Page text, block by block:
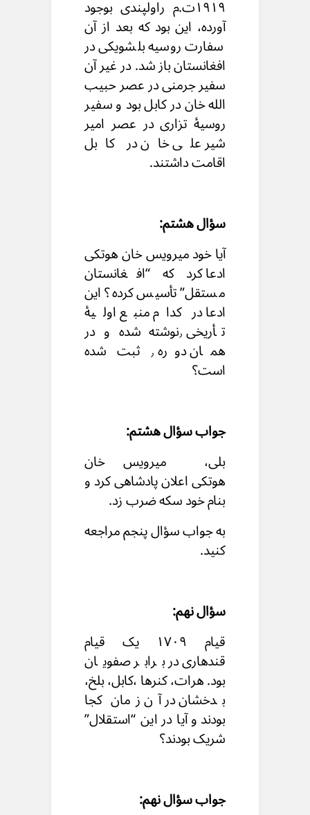
۱۹۱۹ت.م راولپندی بوجود
آورده، این بود که بعد از آن
سفارت روسیه بلشویکی در
افغانستان باز شد. در غیر آن
سفیر جرمنی در عصر حبیب
الله خان در کابل بود و سفیر
روسیهٔ تزاری در عصر امیر
شیر علی خان در کابل
اقامت داشتند.
سؤال هشتم:
آیا خود میرویس خان هوتکی
ادعا کرد که “افغانستان
مستقل” تأسیس کرده؟ این
ادعا در کدام منبع اولیۀ
تأریخی ٫نوشته شده و در
همان دوره ٫ ثبت شده
است؟
جواب سؤال هشتم:
بلی،
میرویس خان
هوتکیاعلان پادشاهی کرد و
بنام خود سکه ضرب زد.
به جواب سؤال پنجم مراجعه
کنید.
سؤال نهم:
قیام ۱۷۰۹ یک قیام
قندهاری در برابر صفویان
بود. هرات، کنرها ،کابل، بلخ،
بدخشان در آن زمان کجا
بودند و آیا در این “استقلال”
شریک بودند؟
جواب سؤال نهم: